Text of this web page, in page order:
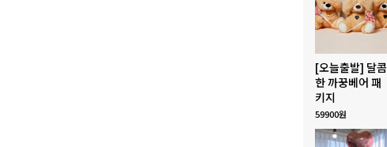
[오늘출발] 달콤
한 까꿍베어 패
키지
59900원